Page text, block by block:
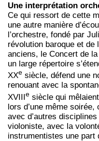
Une interprétation
Ce qui ressort de cette
une autre manière
l’orchestre, fondé par
révolution baroque et de
anciens, le Concert de
un large répertoire
XXe siècle, défend une
renouant avec la
XVIIIe siècle qui
lors d’une même
avec d’autres
violoniste, avec la
instrumentistes une part